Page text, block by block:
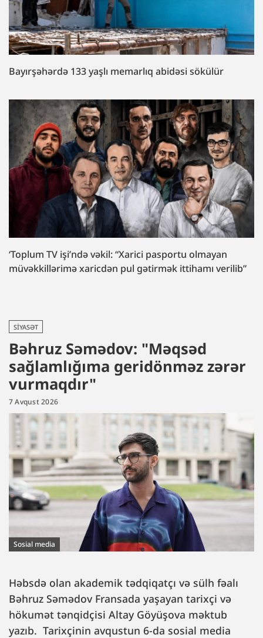
Bayırşəhərdə 133 yaşlı memarlıq abidəsi sökülür
‘Toplum TV işi’ndə vəkil: “Xarici pasportu olmayan
müvəkkillərimə xaricdən pul gətirmək ittihamı verilib”
SIYASƏT
Bəhruz Səmədov: "Məqsəd
sağlamlığıma geridönməz zərər
vurmaqdır"
7 Avqust 2026
Sosial media
Həbsdə olan akademik tədqiqatçı və sülh fəalı
Bəhruz Səmədov Fransada yaşayan tarixçi və
hökumət tənqidçisi Altay Göyüşova məktub
yazıb. Tarixçinin avqustun 6-da sosial media